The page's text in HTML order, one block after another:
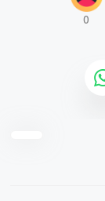
0